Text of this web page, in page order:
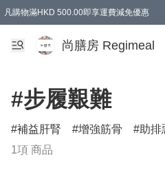
凡購物滿HKD 500.00即享運費減免優惠
尚膳房 Regimeal
#步履艱難
補益肝腎 增強筋骨 助排
1項 商品